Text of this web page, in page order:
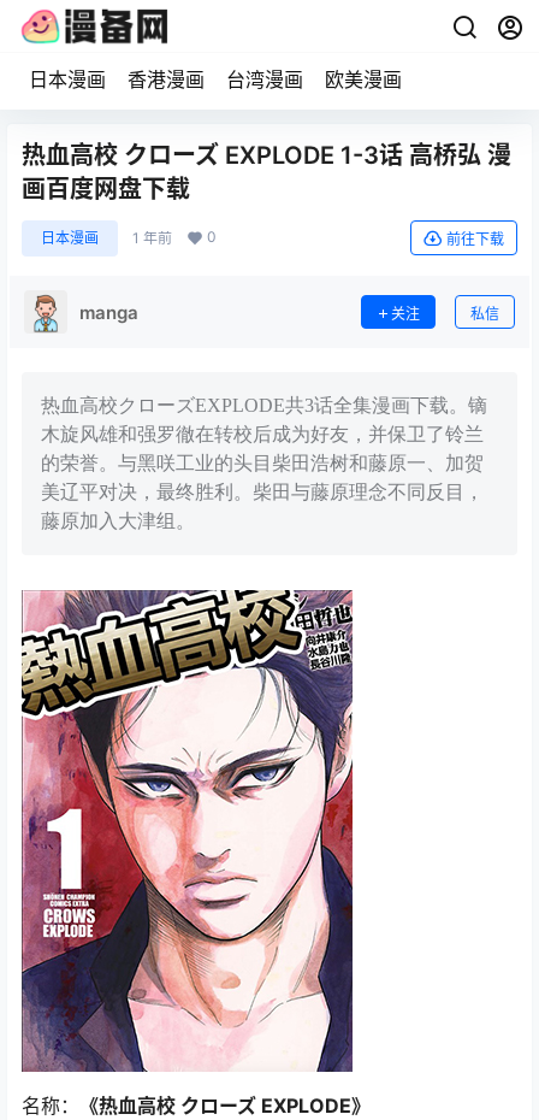
日本漫画 香港漫画 台湾漫画 欧美漫画
热血高校 クローズ EXPLODE 1-3话 高桥弘 漫
画百度网盘下载
日本漫画 1 年前 0 前往下载
manga 关注 私信
热血高校クローズEXPLODE共3话全集漫画下载。镝
木旋风雄和强罗徹在转校后成为好友，并保卫了铃兰
的荣誉。与黑咲工业的头目柴田浩树和藤原一、加贺
美辽平对决，最终胜利。柴田与藤原理念不同反目，
藤原加入大津组。
名称：
《热血高校 クローズ EXPLODE》